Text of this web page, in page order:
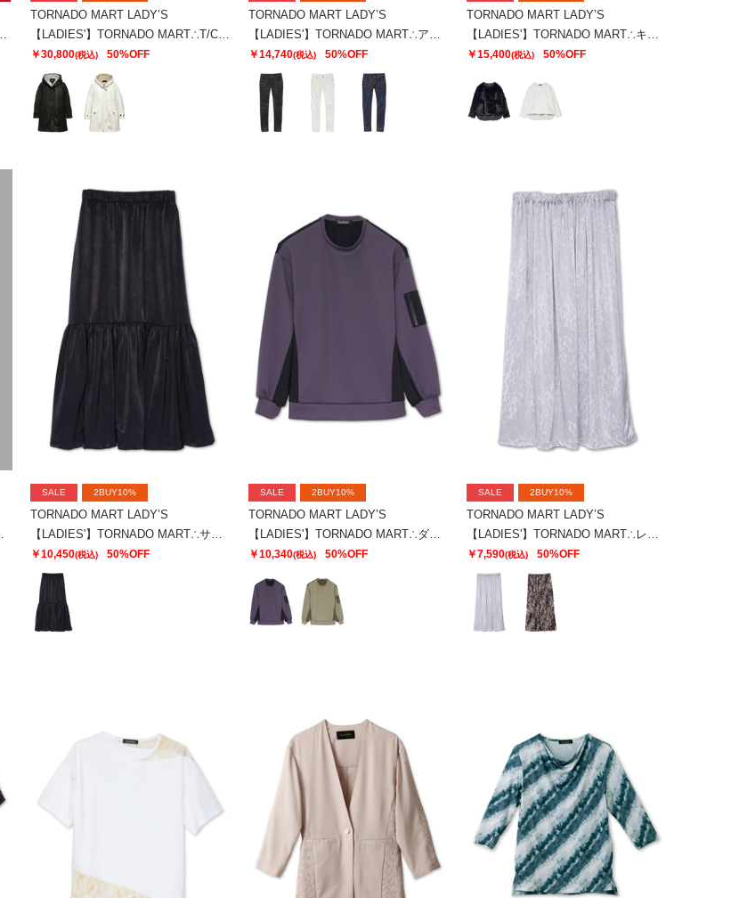
TORNADO MART LADY’S
￥30,800(税込) 50%OFF
TORNADO MART LADY’S
￥14,740(税込) 50%OFF
TORNADO MART LADY’S
￥15,400(税込) 50%OFF
SALE 2BUY10%
TORNADO MART LADY’S
￥10,450(税込) 50%OFF
SALE 2BUY10%
TORNADO MART LADY’S
￥10,340(税込) 50%OFF
SALE 2BUY10%
TORNADO MART LADY’S
￥7,590(税込) 50%OFF